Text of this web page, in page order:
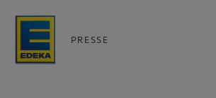
PRESSE